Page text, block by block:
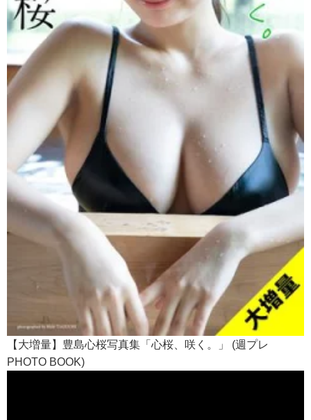
【大増量】豊島心桜写真集「心桜、咲く。」 (週プレ
PHOTO BOOK)